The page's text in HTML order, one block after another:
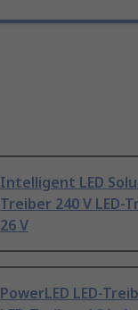
Intelligent LED
Treiber 240 V LED-
26 V
PowerLED LED-